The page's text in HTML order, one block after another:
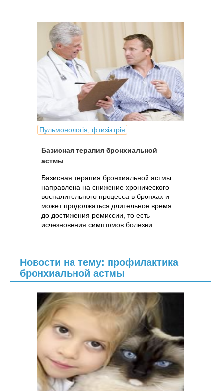
Пульмонологія, фтизіатрія
Базисная терапия бронхиальной
астмы
Базисная терапия бронхиальной астмы
направлена на снижение хронического
воспалительного процесса в бронхах и
может продолжаться длительное время
до достижения ремиссии, то есть
исчезновения симптомов болезни.
Новости на тему: профилактика
бронхиальной астмы